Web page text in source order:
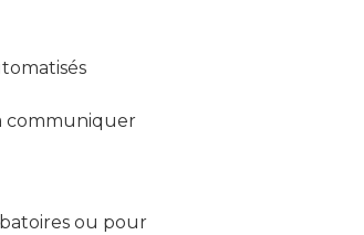
communiquer
ou pour